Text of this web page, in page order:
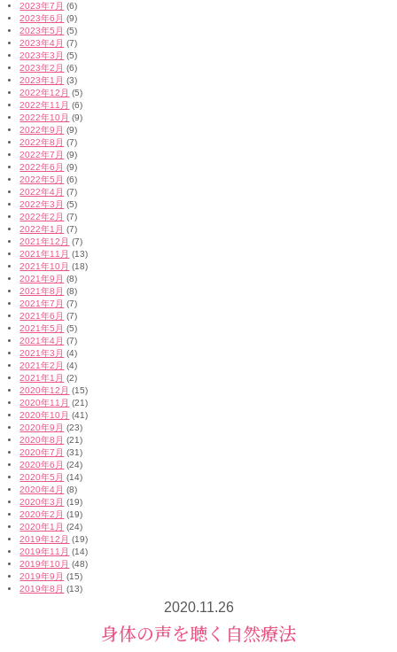
2023年7月 (6)
2023年6月 (9)
2023年5月 (5)
2023年4月 (7)
2023年3月 (5)
2023年2月 (6)
2023年1月 (3)
2022年12月 (5)
2022年11月 (6)
2022年10月 (9)
2022年9月 (9)
2022年8月 (7)
2022年7月 (9)
2022年6月 (9)
2022年5月 (6)
2022年4月 (7)
2022年3月 (5)
2022年2月 (7)
2022年1月 (7)
2021年12月 (7)
2021年11月 (13)
2021年10月 (18)
2021年9月 (8)
2021年8月 (8)
2021年7月 (7)
2021年6月 (7)
2021年5月 (5)
2021年4月 (7)
2021年3月 (4)
2021年2月 (4)
2021年1月 (2)
2020年12月 (15)
2020年11月 (21)
2020年10月 (41)
2020年9月 (23)
2020年8月 (21)
2020年7月 (31)
2020年6月 (24)
2020年5月 (14)
2020年4月 (8)
2020年3月 (19)
2020年2月 (19)
2020年1月 (24)
2019年12月 (19)
2019年11月 (14)
2019年10月 (48)
2019年9月 (15)
2019年8月 (13)
2020.11.26
身体の声を聴く自然療法